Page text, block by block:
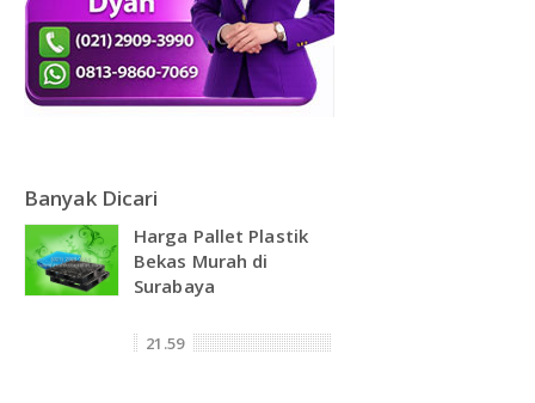
Banyak Dicari
Harga Pallet Plastik
Bekas Murah di
Surabaya
21.59